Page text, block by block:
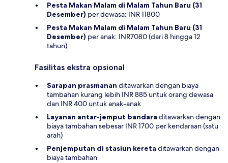
Pesta Makan Malam di Malam Tahun Baru (31
Desember) per dewasa: INR 11800
Pesta Makan Malam di Malam Tahun Baru (31
Desember) per anak: INR7080 (dari 8 hingga 12
tahun)
Fasilitas ekstra opsional
Sarapan prasmanan ditawarkan dengan biaya
tambahan kurang lebih INR 885 untuk orang dewasa
dan INR 400 untuk anak-anak
Layanan antar-jemput bandara ditawarkan dengan
biaya tambahan sebesar INR 1700 per kendaraan (satu
arah)
Penjemputan di stasiun kereta ditawarkan dengan
biaya tambahan